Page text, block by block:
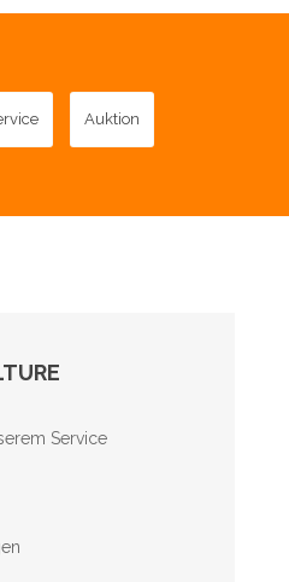
Auktion
Service